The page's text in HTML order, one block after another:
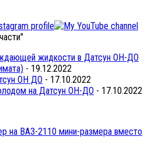
жидкости в Датсун ОН-ДО
- 19.12.2022
ОН ДО - 17.10.2022
на Датсун ОН-ДО - 17.10.2022